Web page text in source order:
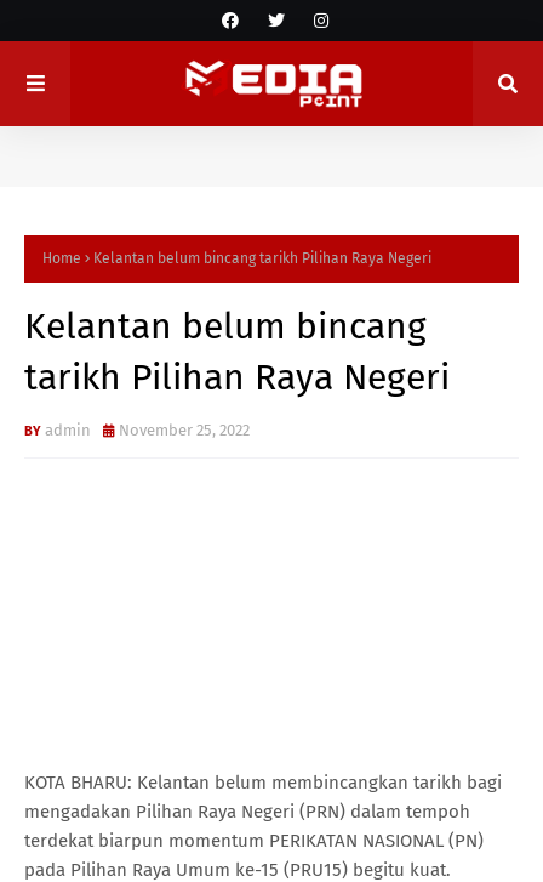
Home Kelantan belum bincang tarikh Pilihan Raya Negeri
Kelantan belum bincang
tarikh Pilihan Raya Negeri
admin November 25, 2022
KOTA BHARU: Kelantan belum membincangkan tarikh bagi
mengadakan Pilihan Raya Negeri (PRN) dalam tempoh
terdekat biarpun momentum PERIKATAN NASIONAL (PN)
pada Pilihan Raya Umum ke-15 (PRU15) begitu kuat.